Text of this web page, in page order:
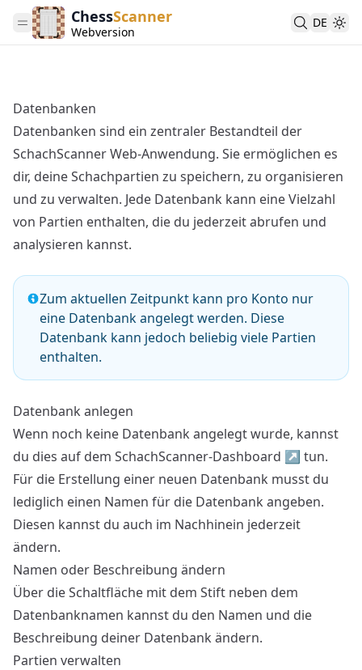
ChessScanner
Webversion
DE
Datenbanken
Datenbanken sind ein zentraler Bestandteil der
SchachScanner Web-Anwendung. Sie ermöglichen es
dir, deine Schachpartien zu speichern, zu organisieren
und zu verwalten. Jede Datenbank kann eine Vielzahl
von Partien enthalten, die du jederzeit abrufen und
analysieren kannst.
Zum aktuellen Zeitpunkt kann pro Konto nur
eine Datenbank angelegt werden. Diese
Datenbank kann jedoch beliebig viele Partien
enthalten.
Datenbank anlegen
Wenn noch keine Datenbank angelegt wurde, kannst
du dies auf dem SchachScanner-Dashboard ↗ tun.
Für die Erstellung einer neuen Datenbank musst du
lediglich einen Namen für die Datenbank angeben.
Diesen kannst du auch im Nachhinein jederzeit
ändern.
Namen oder Beschreibung ändern
Über die Schaltfläche mit dem Stift neben dem
Datenbanknamen kannst du den Namen und die
Beschreibung deiner Datenbank ändern.
Partien verwalten